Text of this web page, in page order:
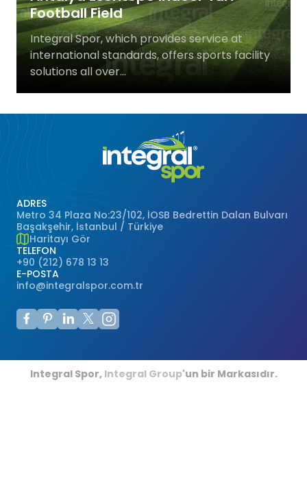
Çelik Tribünler
Basketbol Salonları
Voleybol Sahaları
Hentbol Sahaları
Çok Amaçlı Sahalar
Hokey Sahaları
Beyzbol Sahaları
Ragbi Sahaları
Badminton Kortları
Hibrit Çim
Doğal Çim
Football Field
Integral Spor, which provides service at
international standards, offers sports facility
solutions all over...
ADRES
Metro 34 Plaza No:23/102, İOSB Bedrettin Dalan Bulvarı
Başakşehir, İstanbul / Türkiye
Haritayı Gör
TELEFON
+90 (212) 678 13 13
E-POSTA
info@integralspor.com.tr
Integral Spor, Integral Group'un bir Markasıdır.